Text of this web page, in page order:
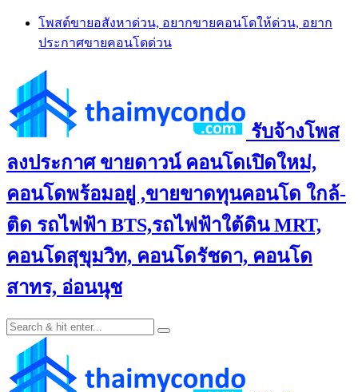
Skip
content
โพสต์ขายอสังหาด่วน, อยากขายคอนโดให้ด่วน, อยาก
ประกาศขายคอนโดด่วน
รับจ้างโพส
ลงประกาศ ขายดาวน์ คอนโดเปิดใหม่,
คอนโดพร้อมอยู่ ,ขายขาดทุนคอนโด ใกล้-
ติด รถไฟฟ้า BTS,รถไฟฟ้าใต้ดิน MRT,
คอนโดสุขุมวิท, คอนโดรัชดา, คอนโด
สาทร, อ่อนนุช